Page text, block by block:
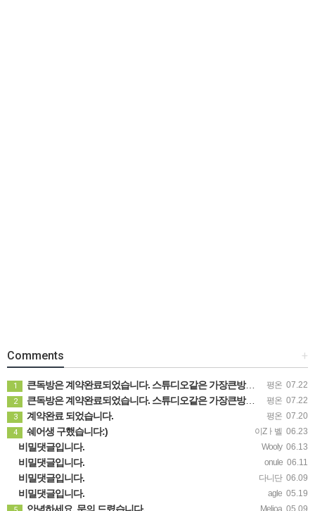
+
Comments
평온 07.22
1 큰독방은 계약완료되었습니다. 스튜디오같은 가장큰방을 2인동시 또는 혼자서 큰독방으로도 즉시입주 가능합니다.
평온 07.22
2 큰독방은 계약완료되었습니다. 스튜디오같은 가장큰방을 2인동시 또는 혼자서 큰독방으로도 즉시입주 가능합니다.
평온 07.20
3 계약완료 되었습니다.
이Zㅏ벨 06.23
4 쉐어생 구했습니다:)
Wooly 06.13
비밀댓글입니다.
onule 06.11
비밀댓글입니다.
다니단 06.09
비밀댓글입니다.
agle 05.19
비밀댓글입니다.
Meljoa 05.09